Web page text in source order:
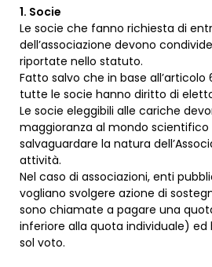
1. Socie
Le socie che fanno richiesta di
dell’associazione devono
riportate nello statuto.
Fatto salvo che in base
tutte le socie hanno diritto di
Le socie eleggibili alle cariche
maggioranza al mondo scientifico
salvaguardare la natura
attività.
Nel caso di associazioni, enti
vogliano svolgere azione di
sono chiamate a pagare una
inferiore alla quota individuale)
sol voto.